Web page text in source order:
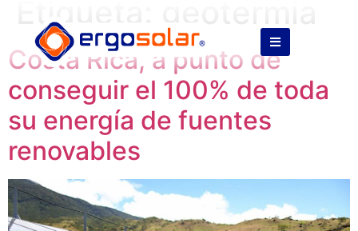
Etiqueta:
Costa Rica, a punto de
conseguir el 100% de toda
su energía de fuentes
renovables